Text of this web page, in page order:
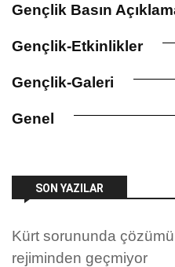
Gençlik Basın
Gençlik-Etkinlikler
Gençlik-Galeri
Genel
SON YAZILAR
Kürt sorununda
rejiminden geçmiyor